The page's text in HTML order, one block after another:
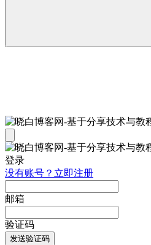
登录
没有账号？立即注册
邮箱
验证码
发送验证码